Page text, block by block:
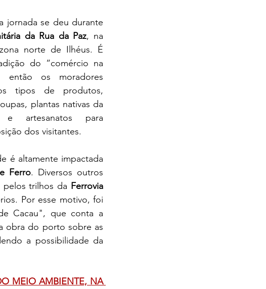
da Rua da Paz, na
norte de Ilhéus. É
do “comércio na
então os moradores
tipos de produtos,
plantas nativas da
e artesanatos para
dos visitantes.
Ferro. Diversos outros
trilhos da Ferrovia
Por esse motivo, foi
Cacau", que conta a
obra do porto sobre as
a possibilidade da
MEIO AMBIENTE, NA